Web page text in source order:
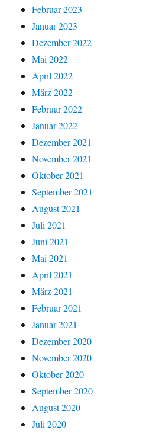
Februar 2023
Januar 2023
Dezember 2022
Mai 2022
April 2022
März 2022
Februar 2022
Januar 2022
Dezember 2021
November 2021
Oktober 2021
September 2021
August 2021
Juli 2021
Juni 2021
Mai 2021
April 2021
März 2021
Februar 2021
Januar 2021
Dezember 2020
November 2020
Oktober 2020
September 2020
August 2020
Juli 2020